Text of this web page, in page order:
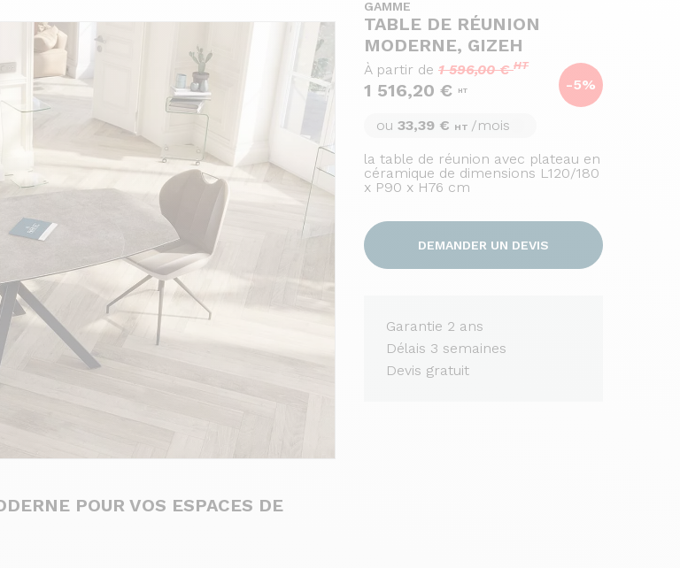
GAMME
TABLE DE RÉUNION
MODERNE, GIZEH
-5%
À partir de 1 596,00 €HT
1 516,20 € HT
ou 33,39 € HT /mois
la table de réunion avec plateau en
céramique de dimensions L120/180
x P90 x H76 cm
DEMANDER UN DEVIS
Garantie 2 ans
Délais 3 semaines
Devis gratuit
POUR VOS ESPACES DE